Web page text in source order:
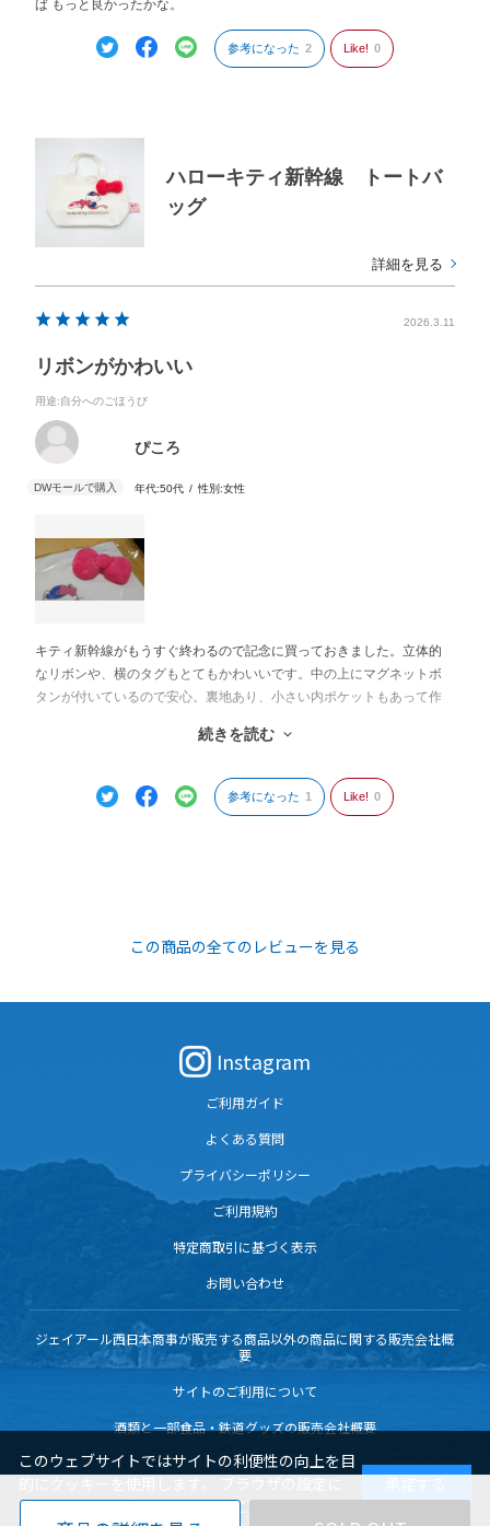
ば もっと良かったかな。
参考になった 2 Like! 0
ハローキティ新幹線 トートバ
ッグ
詳細を見る
2026.3.11
リボンがかわいい
用途:自分へのごほうび
ぴころ
年代:50代 性別:女性
キティ新幹線がもうすぐ終わるので記念に買っておきました。立体的
なリボンや、横のタグもとてもかわいいです。中の上にマグネットボ
タンが付いているので安心。裏地あり、小さい内ポケットもあって作
するには十分です。でも、可愛すぎて、汚れるのがもったいなくてな
続きを読む
参考になった 1 Like! 0
この商品の全てのレビューを見る
Instagram
ご利用ガイド
よくある質問
プライバシーポリシー
ご利用規約
特定商取引に基づく表示
お問い合わせ
ジェイアール西日本商事が販売する商品以外の商品に関する販売会社概
要
サイトのご利用について
酒類と一部食品・鉄道グッズの販売会社概要
このウェブサイトではサイトの利便性の向上を目
的にクッキーを使用します。 ブラウザの設定に
よりクッキーの機能を変更することもできます。